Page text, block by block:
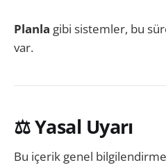
Planla gibi sistemler, bu
var.
⚖️ Yasal Uyarı
Bu içerik genel bilgilendirme